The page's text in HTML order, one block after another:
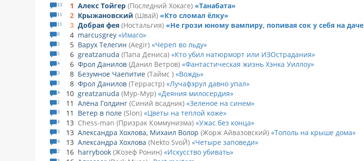
13 1 Алекс Тойгер Последний Хокаге Танабата
11 2 Крыжановский Швай Кто сломал ёлку
11 3 Добрая фея Ностальгия Не грози юному вампиру, попивая сок у себя на даче
6 4 marcusgrey Имаго
5 5 Варух Телегин Aegir Череп во льду
5 6 greatzanuda Папа Дениса Кто убил натюрморт или ИЗОстрадания
4 6 Фрол Данилов Данил Ветров Фантастическая жизнь Хэнка Уиллоу
3 8 Безумное Чаепитие Таймс Вождь
3 8 Фрол Данилов Террастр Лучафэрул давно упал
4 10 greatzanuda Мур-Мур Деяния милосердия
2 11 Алёна Голдинг Синий всадник Зеленое на синем
3 11 Ветер в поле Slon Цветы на теплой коже
4 13 Chess-man Призрак Коммунизма Ужас без конца
3 13 Александра Хохлова, Михаил Волор Жорж Айвазовский Тополь на крыше дома
4 13 Александра Хохлова Nekto SvoЙ Четыре заповеди
2 16 harrybook Жозеф Ронин Искусство убивать